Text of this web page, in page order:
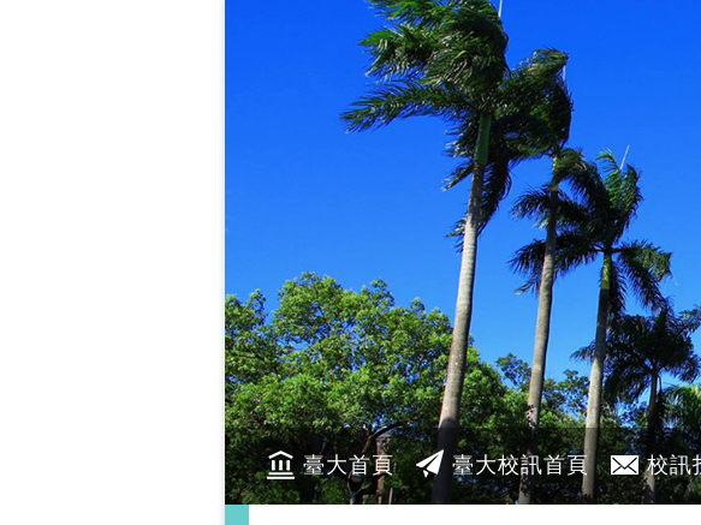
臺大首頁 臺大校訊首頁 校訊